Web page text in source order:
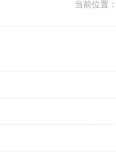
当前位置：